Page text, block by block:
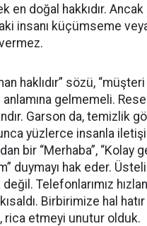
en doğal hakkıdır.
insanı küçümseme
haklıdır” sözü,
gelmemeli.
Garson da, temizlik
yüzlerce insanla
bir “Merhaba”, “Kolay
duymayı hak eder.
Telefonlarımız
Birbirimize hal
rica etmeyi unutur olduk.